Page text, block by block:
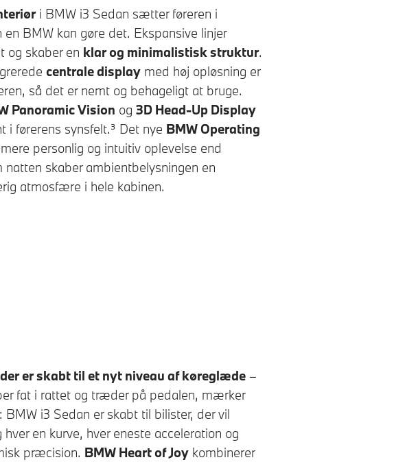
i BMW i3 Sedan sætter føreren i
BMW kan gøre det. Ekspansive linjer
og skaber en klar og minimalistisk struktur.
centrale display med høj opløsning er
så det er nemt og behageligt at bruge.
Panoramic Vision og 3D Head-Up Display
i førerens synsfelt.³ Det nye BMW Operating
personlig og intuitiv oplevelse end
natten skaber ambientbelysningen en
atmosfære i hele kabinen.
er skabt til et nyt niveau af køreglæde –
fat i rattet og træder på pedalen, mærker
BMW i3 Sedan er skabt til bilister, der vil
en kurve, hver eneste acceleration og
præcision. BMW Heart of Joy kombinerer